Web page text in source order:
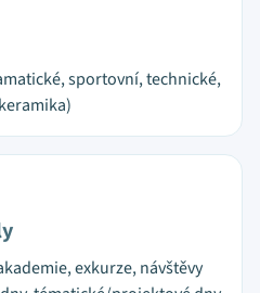
sportovní, technické,
exkurze, návštěvy